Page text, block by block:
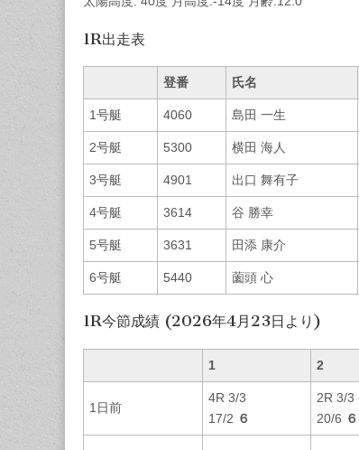
1R出走表
登番 氏名
1号艇 4060 島田 一生
2号艇 5300 横田 海人
3号艇 4901 出口 舞有子
4号艇 3614 谷 勝幸
5号艇 3631 田添 康介
6号艇 5440 薗頭 心
1R今節成績 (2026年4月23日より)
1 2
1日前
4R 3/3
17/2 ６
2R 3/3
20/6 ６